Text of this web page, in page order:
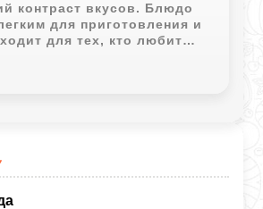
контраст вкусов. Блюдо
для приготовления и
для тех, кто любит
нотками.